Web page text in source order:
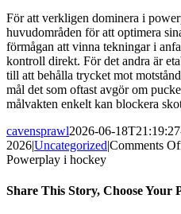
För att verkligen dominera i
huvudområden för att optimera
förmågan att vinna tekningar i
kontroll direkt. För det andra är
till att behålla trycket mot
mål det som oftast avgör om
målvakten enkelt kan blockera
cavensprawl2026-06-
2026|Uncategorized|Comments
Powerplay i hockey
Share This Story, Choose Your